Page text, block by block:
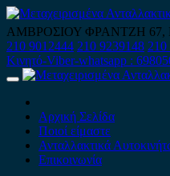
Skip
to
content
ΑΜΒΡΟΣΙΟΥ ΦΡΑΝΤΖΗ
210 9012444 210 9239148 210
Κινητό-Viber-whatsapp :
Primary
Αρχική Σελίδα
Ποιοί είμαστε
Ανταλλακτικά
Επικοινωνία